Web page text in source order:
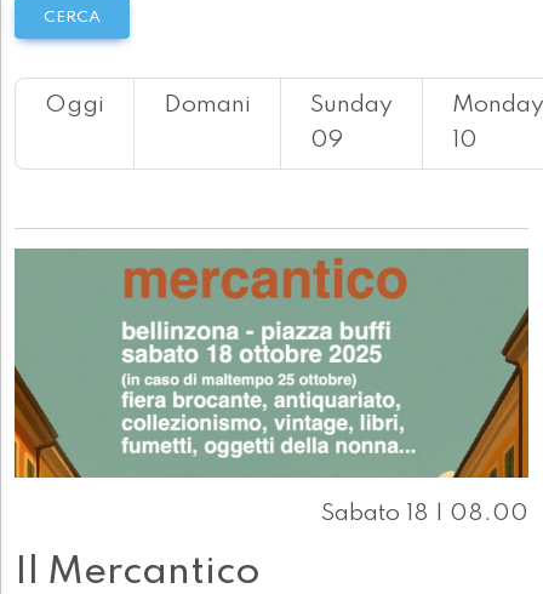
CERCA
Oggi Domani
Sunday
09
Monday
10
Sabato 18 | 08.00
Il Mercantico